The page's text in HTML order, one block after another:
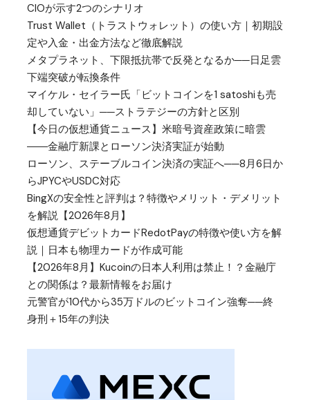
CIOが示す2つのシナリオ
Trust Wallet（トラストウォレット）の使い方｜初期設
定や入金・出金方法など徹底解説
メタプラネット、下限抵抗帯で反発となるか──日足雲
下端突破が転換条件
マイケル・セイラー氏「ビットコインを1 satoshiも売
却していない」──ストラテジーの方針と区別
【今日の仮想通貨ニュース】米暗号資産政策に暗雲
――金融庁新課とローソン決済実証が始動
ローソン、ステーブルコイン決済の実証へ──8月6日か
らJPYCやUSDC対応
BingXの安全性と評判は？特徴やメリット・デメリット
を解説【2026年8月】
仮想通貨デビットカードRedotPayの特徴や使い方を解
説｜日本も物理カードが作成可能
【2026年8月】Kucoinの日本人利用は禁止！？金融庁
との関係は？最新情報をお届け
元警官が10代から35万ドルのビットコイン強奪──終
身刑＋15年の判決